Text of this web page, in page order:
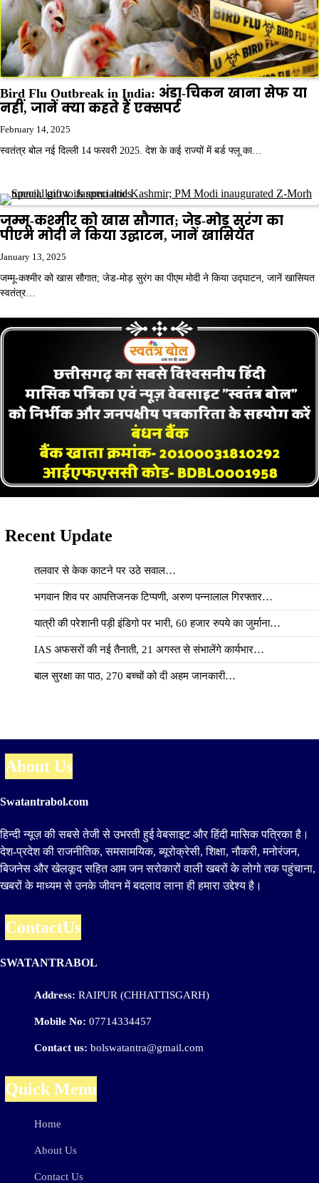
Bird Flu Outbreak in India: अंडा-चिकन खाना सेफ या
नहीं, जानें क्या कहते हैं एक्सपर्ट
February 14, 2025
स्वतंत्र बोल नई दिल्ली 14 फरवरी 2025. देश के कई राज्यों में बर्ड फ्लू का…
जम्मू-कश्मीर को खास सौगात; जेड-मोड़ सुरंग का
पीएम मोदी ने किया उद्घाटन, जानें खासियत
January 13, 2025
जम्मू-कश्मीर को खास सौगात; जेड-मोड़ सुरंग का पीएम मोदी ने किया उद्घाटन, जानें खासियत
स्वतंत्र…
Recent Update
तलवार से केक काटने पर उठे सवाल…
भगवान शिव पर आपत्तिजनक टिप्पणी, अरुण पन्नालाल गिरफ्तार…
यात्री की परेशानी पड़ी इंडिगो पर भारी, 60 हजार रुपये का जुर्माना…
IAS अफसरों की नई तैनाती, 21 अगस्त से संभालेंगे कार्यभार…
बाल सुरक्षा का पाठ, 270 बच्चों को दी अहम जानकारी…
About Us
Swatantrabol.com
हिन्दी न्यूज़ की सबसे तेजी से उभरती हुई वेबसाइट और हिंदी मासिक पत्रिका है।
देश-प्रदेश की राजनीतिक, समसामयिक, ब्यूरोक्रेसी, शिक्षा, नौकरी, मनोरंजन,
बिजनेस और खेलकूद सहित आम जन सरोकारों वाली खबरों के लोगो तक पहुंचाना,
खबरों के माध्यम से उनके जीवन में बदलाव लाना ही हमारा उद्देश्य है।
ContactUs
SWATANTRABOL
Address: RAIPUR (CHHATTISGARH)
Mobile No: 07714334457
Contact us: bolswatantra@gmail.com
Quick Menu
Home
About Us
Contact Us